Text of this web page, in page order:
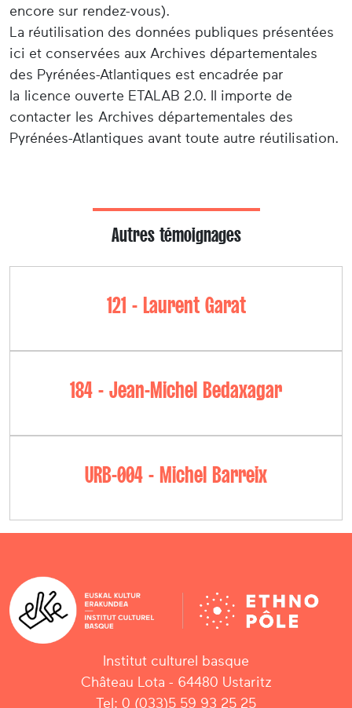
encore sur rendez-vous).
La réutilisation des données publiques présentées
ici et conservées aux Archives départementales
des Pyrénées-Atlantiques est encadrée par
la licence ouverte ETALAB 2.0. Il importe de
contacter les Archives départementales des
Pyrénées-Atlantiques avant toute autre réutilisation.
Autres témoignages
121 - Laurent Garat
184 - Jean-Michel Bedaxagar
URB-004 - Michel Barreix
Institut culturel basque
Château Lota - 64480 Ustaritz
Tel: 0 (033)5 59 93 25 25